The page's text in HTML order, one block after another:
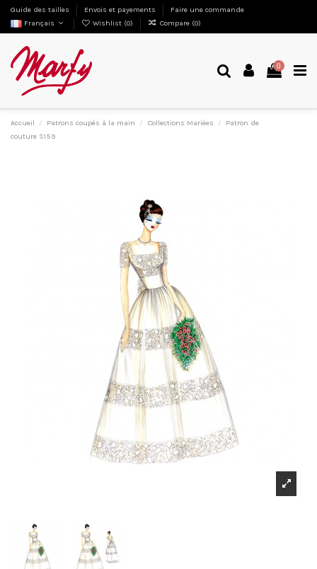
Guide des tailles Envois et payements
Faire une commande
Français
Wishlist (0) Compare (0)
0
Accueil Patrons coupés à la main Collections Mariées
Patron de
couture S159